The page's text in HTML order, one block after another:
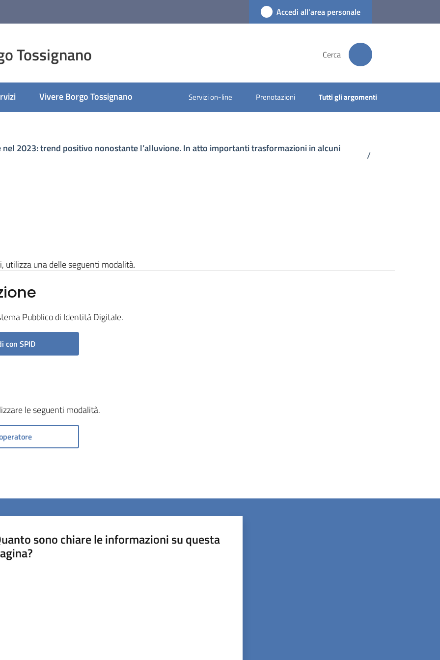
Accedi all'area personale
Tossignano Cerca
Vivere Borgo Tossignano Servizi on-line Prenotazioni Tutti gli argomenti
2023: trend positivo nonostante l’alluvione. In atto importanti trasformazioni in alcuni
/
utilizza una delle seguenti modalità.
Pubblico di Identità Digitale.
con SPID
le seguenti modalità.
sono chiare le informazioni su questa